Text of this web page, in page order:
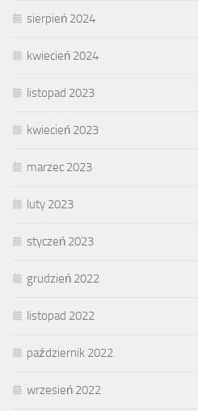
sierpień 2024
kwiecień 2024
listopad 2023
kwiecień 2023
marzec 2023
luty 2023
styczeń 2023
grudzień 2022
listopad 2022
październik 2022
wrzesień 2022